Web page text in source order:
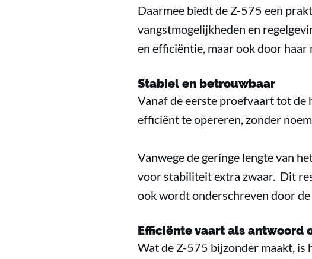
Daarmee biedt de Z-575 een
vangstmogelijkheden en
en efficiëntie, maar ook door
Stabiel en betrouwbaar
Vanaf de eerste proefvaart tot de
efficiënt te opereren, zonder
Vanwege de geringe lengte van
voor stabiliteit extra zwaar. Dit
ook wordt onderschreven door
Efficiënte vaart als antwoord
Wat de Z-575 bijzonder maakt, is